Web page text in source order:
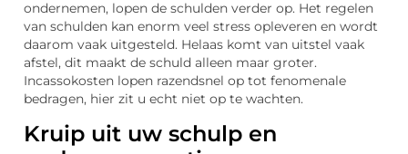
ondernemen, lopen de schulden verder op. Het regelen
van schulden kan enorm veel stress opleveren en wordt
daarom vaak uitgesteld. Helaas komt van uitstel vaak
afstel, dit maakt de schuld alleen maar groter.
Incassokosten lopen razendsnel op tot fenomenale
bedragen, hier zit u echt niet op te wachten.
Kruip uit uw schulp en